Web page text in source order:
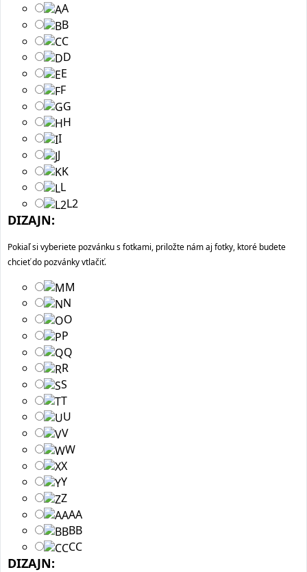
A
B
C
D
E
F
G
H
I
J
K
L
L2
DIZAJN:
Pokiaľ si vyberiete pozvánku s fotkami, priložte nám aj fotky, ktoré budete
chcieť do pozvánky vtlačiť.
M
N
O
P
Q
R
S
T
U
V
W
X
Y
Z
AA
BB
CC
DIZAJN: